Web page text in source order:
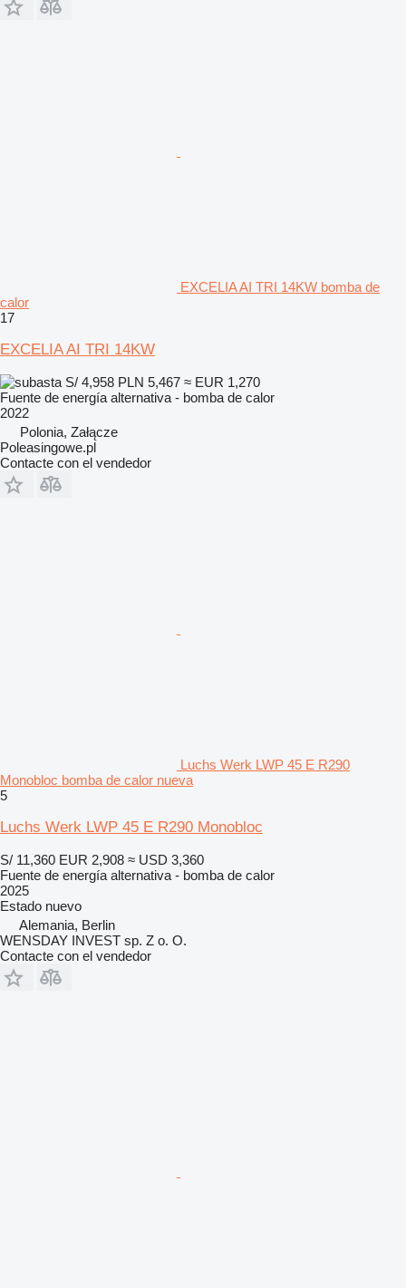
EXCELIA AI TRI 14KW bomba de
calor
17
EXCELIA AI TRI 14KW
S/ 4,958 PLN 5,467 ≈ EUR 1,270
Fuente de energía alternativa - bomba de calor
2022
Polonia, Załącze
Poleasingowe.pl
Contacte con el vendedor
Luchs Werk LWP 45 E R290
Monobloc bomba de calor nueva
5
Luchs Werk LWP 45 E R290 Monobloc
S/ 11,360 EUR 2,908 ≈ USD 3,360
Fuente de energía alternativa - bomba de calor
2025
Estado nuevo
Alemania, Berlin
WENSDAY INVEST sp. Z o. O.
Contacte con el vendedor